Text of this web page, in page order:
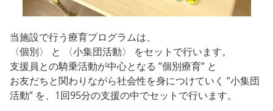
当施設で行う療育プログラムは、
〈個別〉 と 〈小集団活動〉 をセットで行います。
支援員との騎乗活動が中心となる ”個別療育” と
お友だちと関わりながら社会性を身につけていく ”小集団
活動” を、1回95分の支援の中でセットで行います。